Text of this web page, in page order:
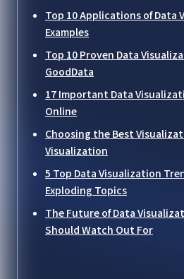
Top 10 Applications of Data
Examples
Top 10 Proven Data
GoodData
17 Important Data
Online
Choosing the Best
Visualization
5 Top Data Visualization
Exploding Topics
The Future of Data
Should Watch Out For